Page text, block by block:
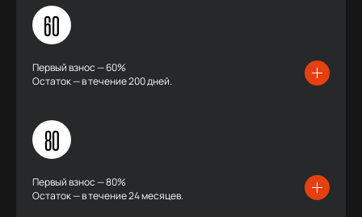
60
Первый взнос — 60%
Остаток — в течение 200 дней.
80
Первый взнос — 80%
Остаток — в течение 24 месяцев.